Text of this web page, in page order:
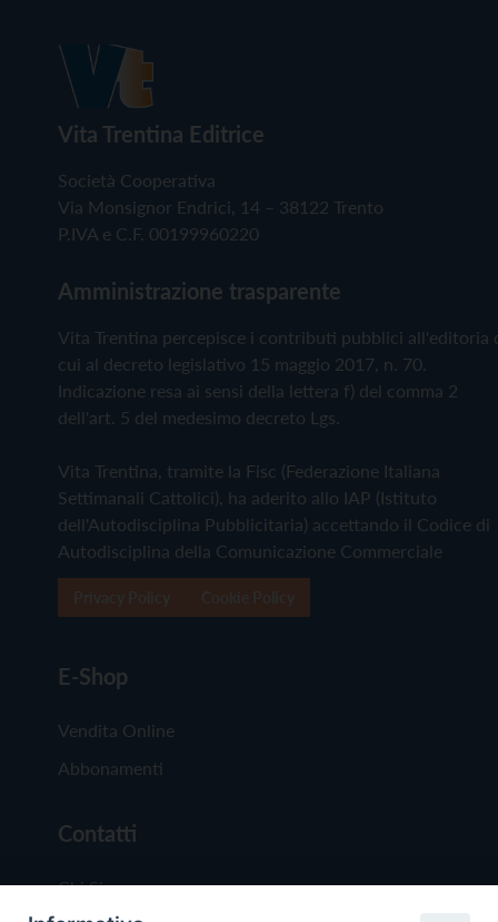
Vita Trentina Editrice
Società Cooperativa
Via Monsignor Endrici, 14 – 38122 Trento
P.IVA e C.F. 00199960220
Amministrazione trasparente
Vita Trentina percepisce i contributi pubblici all'editoria
cui al decreto legislativo 15 maggio 2017, n. 70.
Indicazione resa ai sensi della lettera f) del comma 2
dell'art. 5 del medesimo decreto Lgs.
Vita Trentina, tramite la Fisc (Federazione Italiana
Settimanali Cattolici), ha aderito allo IAP (Istituto
dell'Autodisciplina Pubblicitaria) accettando il Codice di
Autodisciplina della Comunicazione Commerciale
E-Shop
Vendita Online
Abbonamenti
Contatti
Chi Siamo